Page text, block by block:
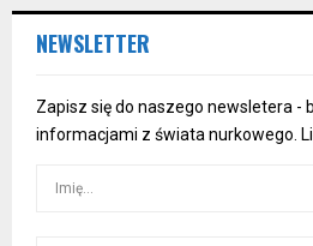
NEWSLETTER
Zapisz się do naszego newsletera -
informacjami z świata nurkowego.